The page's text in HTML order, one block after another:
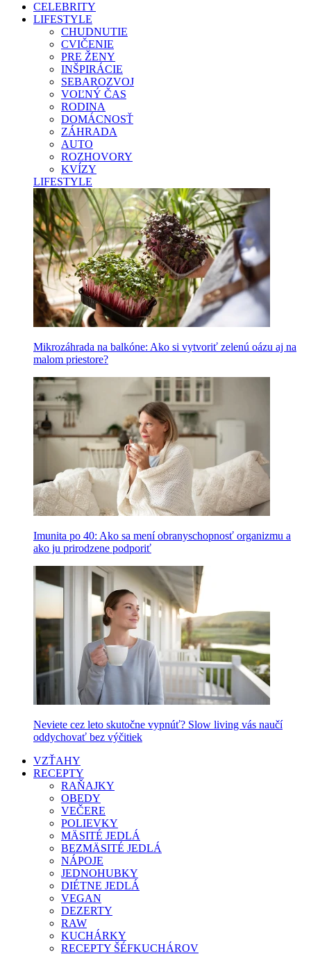
CELEBRITY
LIFESTYLE
CHUDNUTIE
CVIČENIE
PRE ŽENY
INŠPIRÁCIE
SEBAROZVOJ
VOĽNÝ ČAS
RODINA
DOMÁCNOSŤ
ZÁHRADA
AUTO
ROZHOVORY
KVÍZY
LIFESTYLE
Mikrozáhrada na balkóne: Ako si vytvoriť zelenú oázu aj na
malom priestore?
Imunita po 40: Ako sa mení obranyschopnosť organizmu a
ako ju prirodzene podporiť
Neviete cez leto skutočne vypnúť? Slow living vás naučí
oddychovať bez výčitiek
VZŤAHY
RECEPTY
RAŇAJKY
OBEDY
VEČERE
POLIEVKY
MÄSITÉ JEDLÁ
BEZMÄSITÉ JEDLÁ
NÁPOJE
JEDNOHUBKY
DIÉTNE JEDLÁ
VEGAN
DEZERTY
RAW
KUCHÁRKY
RECEPTY ŠÉFKUCHÁROV